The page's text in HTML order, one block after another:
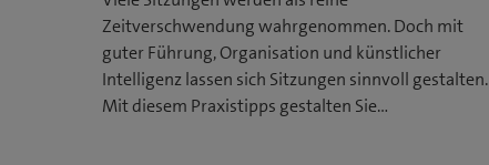
Zeitverschwendung wahrgenommen. Doch mit
guter Führung, Organisation und künstlicher
Intelligenz lassen sich Sitzungen sinnvoll gestalten.
Mit diesem Praxistipps gestalten Sie…